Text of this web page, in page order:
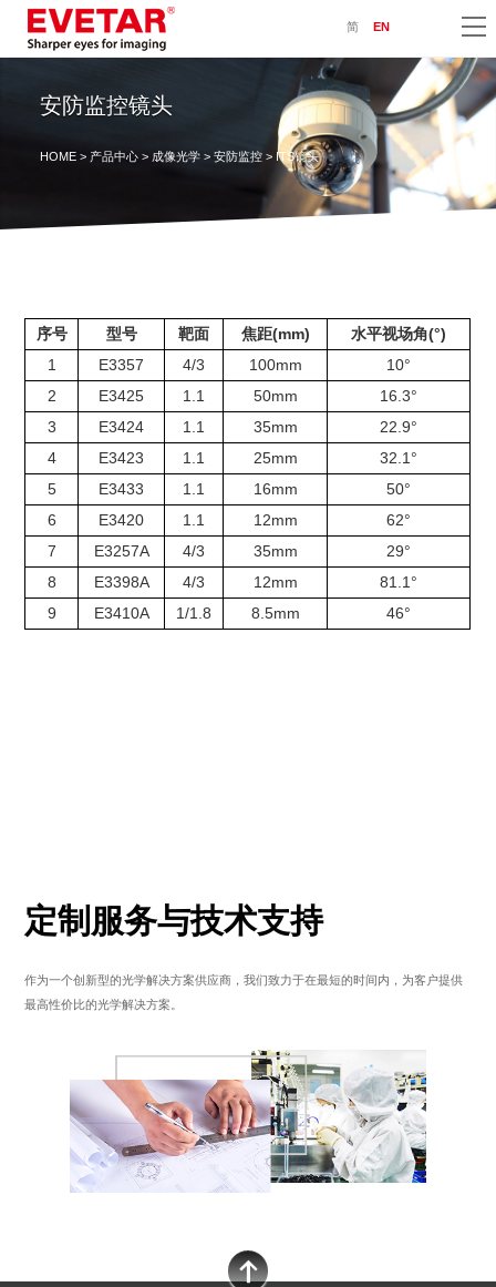
简 EN
安防监控镜头
HOME> 产品中心> 成像光学> 安防监控> ITS镜头
序号 型号 靶面 焦距(mm)
水平视场角(°)
1
E3357 4/3 100mm
10°
2
E3425 1.1 50mm
16.3°
3
E3424 1.1 35mm
22.9°
4
E3423 1.1 25mm
32.1°
5
E3433 1.1 16mm
50°
6
E3420 1.1 12mm
62°
7
E3257A 4/3 35mm
29°
8
E3398A 4/3 12mm
81.1°
9
E3410A 1/1.8 8.5mm 46°
定制服务与技术支持
作为一个创新型的光学解决方案供应商，我们致力于在最短的时间内，为客户提供
最高性价比的光学解决方案。